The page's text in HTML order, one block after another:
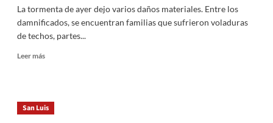
en
la
La tormenta de ayer dejo varios daños materiales. Entre los
damnificados, se encuentran familias que sufrieron voladuras
de techos, partes...
Leer másLeer
en
San
San Luis